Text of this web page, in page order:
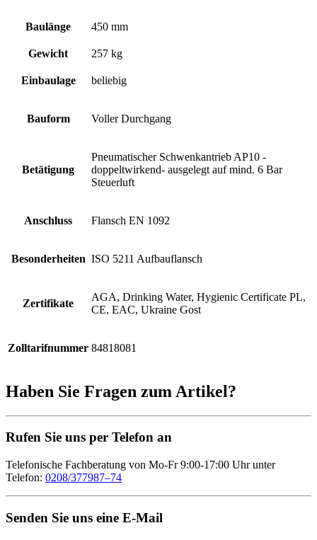
Baulänge 450 mm
Gewicht 257 kg
Einbaulage beliebig
Bauform Voller Durchgang
Betätigung
Pneumatischer Schwenkantrieb AP10 -
doppeltwirkend- ausgelegt auf mind. 6 Bar
Steuerluft
Anschluss Flansch EN 1092
Besonderheiten ISO 5211 Aufbauflansch
Zertifikate
AGA, Drinking Water, Hygienic Certificate PL,
CE, EAC, Ukraine Gost
Zolltarifnummer 84818081
Haben Sie Fragen zum Artikel?
Rufen Sie uns per Telefon an
Telefonische Fachberatung von Mo-Fr 9:00-17:00 Uhr unter
Telefon: 0208/377987–74
Senden Sie uns eine E-Mail